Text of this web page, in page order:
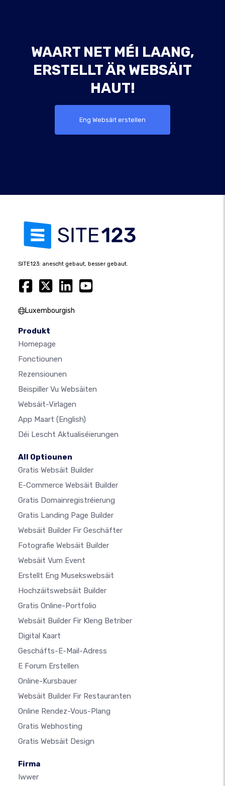
WAART NET MÉI LAANG,
ERSTELLT ÄR WEBSÄIT
HAUT!
Eng Websäit erstellen
SITE123: anescht gebaut, besser gebaut.
Luxembourgish
Produkt
Homepage
Fonctiounen
Rezensiounen
Beispiller Vu Websäiten
Websäit-Virlagen
App Maart (English)
Déi Lescht Aktualiséierungen
All Optiounen
Gratis Websäit Builder
E-Commerce Websäit Builder
Gratis Domainregistréierung
Gratis Landing Page Builder
Websäit Builder Fir Geschäfter
Fotografie Websäit Builder
Websäit Vum Event
Erstellt Eng Musekswebsäit
Hochzäitswebsäit Builder
Gratis Online-Portfolio
Websäit Builder Fir Kleng Betriber
Digital Kaart
Geschäfts-E-Mail-Adress
E Forum Erstellen
Online-Kursbauer
Websäit Builder Fir Restauranten
Online Rendez-Vous-Plang
Gratis Webhosting
Gratis Websäit Design
Firma
Iwwer